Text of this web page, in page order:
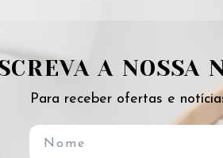
A NOSSA
Para receber ofertas e